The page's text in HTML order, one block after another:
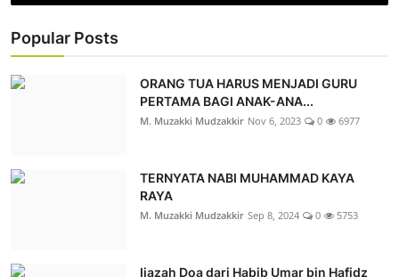
Popular Posts
ORANG TUA HARUS MENJADI GURU
PERTAMA BAGI ANAK-ANA...
M. Muzakki Mudzakkir Nov 6, 2023 0 6977
TERNYATA NABI MUHAMMAD KAYA
RAYA
M. Muzakki Mudzakkir Sep 8, 2024 0 5753
Ijazah Doa dari Habib Umar bin Hafidz